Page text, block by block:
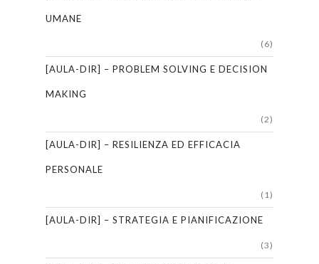
UMANE
(6)
[AULA-DIR] – PROBLEM SOLVING E DECISION
MAKING
(2)
[AULA-DIR] – RESILIENZA ED EFFICACIA
PERSONALE
(1)
[AULA-DIR] – STRATEGIA E PIANIFICAZIONE
(3)